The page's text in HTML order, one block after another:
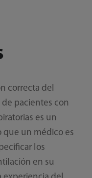
correcta del
pacientes con
es un
que un médico es
los
en su